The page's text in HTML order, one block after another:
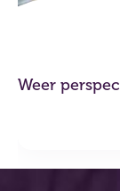
Weer